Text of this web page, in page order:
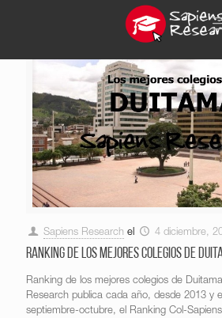
Sapiens Research el 4 diciembre,
Ranking de los mejores colegios de
Ranking de los mejores colegios de
Research publica cada año, desde 2013 y
septiembre-octubre, el Ranking Col-